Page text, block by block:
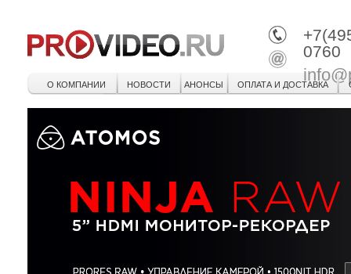
0760
О КОМПАНИИ НОВОСТИ АНОНСЫ ОПЛАТА И ДОСТАВКА